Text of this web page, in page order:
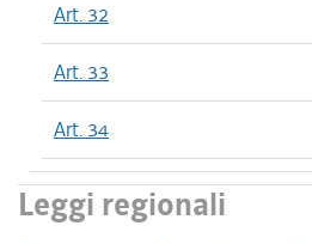
Art. 32
Art. 33
Art. 34
Leggi regionali